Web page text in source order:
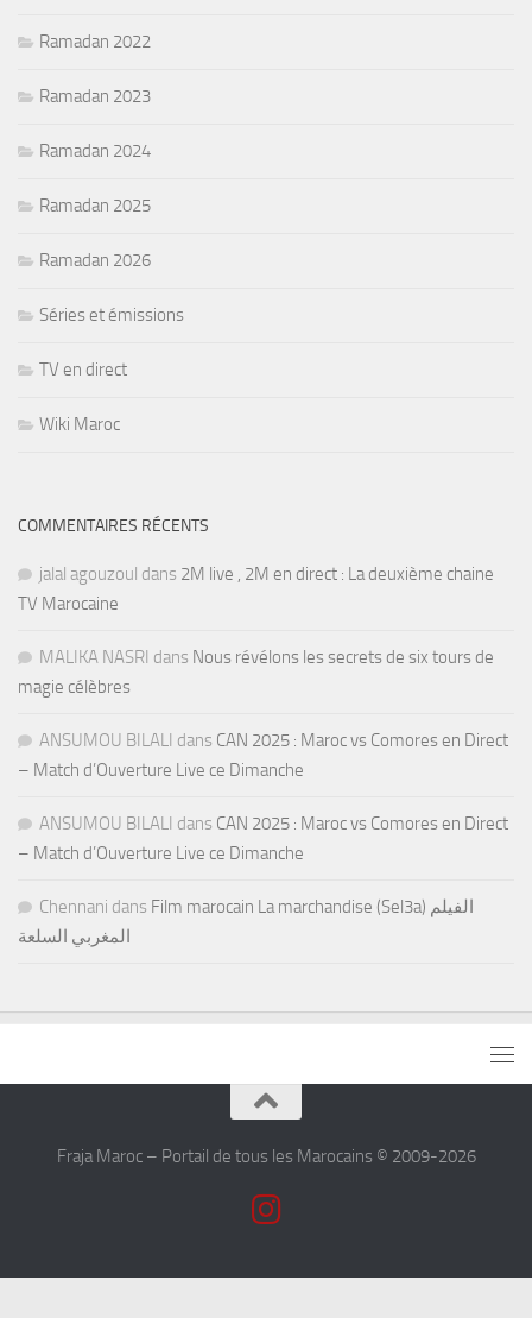
Ramadan 2022
Ramadan 2023
Ramadan 2024
Ramadan 2025
Ramadan 2026
Séries et émissions
TV en direct
Wiki Maroc
COMMENTAIRES RÉCENTS
jalal agouzoul dans 2M live , 2M en direct : La deuxième chaine
TV Marocaine
MALIKA NASRI dans Nous révélons les secrets de six tours de
magie célèbres
ANSUMOU BILALI dans CAN 2025 : Maroc vs Comores en Direct
– Match d’Ouverture Live ce Dimanche
ANSUMOU BILALI dans CAN 2025 : Maroc vs Comores en Direct
– Match d’Ouverture Live ce Dimanche
Chennani dans Film marocain La marchandise (Sel3a) الفيلم
المغربي السلعة
Fraja Maroc – Portail de tous les Marocains © 2009-2026